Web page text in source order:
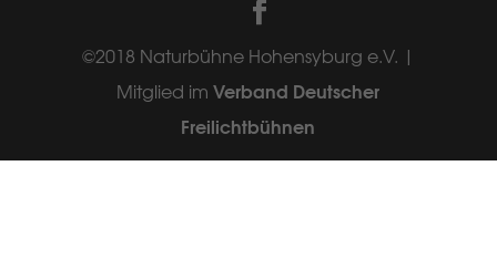
©2018 Naturbühne Hohensyburg e.V. |
Mitglied imVerband Deutscher
Freilichtbühnen